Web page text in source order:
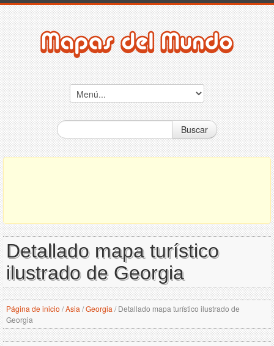
Buscar
Detallado mapa turístico
ilustrado de Georgia
Página de inicio /Asia /Georgia /Detallado mapa turístico ilustrado de
Georgia